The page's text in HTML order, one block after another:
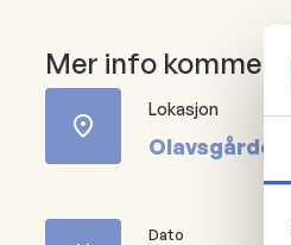
Mer info kommer.
Lokasjon
Olavsgården
Dato